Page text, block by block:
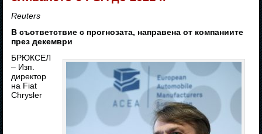
Reuters
В съответствие с прогнозата, направена от компаниите
през декември
БРЮКСЕЛ
– Изп.
директор
на Fiat
Chrysler